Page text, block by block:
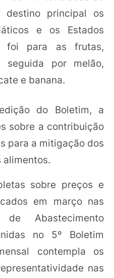
destino principal os
e os Estados
foi para as frutas,
seguida por melão,
e banana.
do Boletim, a
sobre a contribuição
para a mitigação dos
alimentos.
sobre preços e
em março nas
Abastecimento
no 5º Boletim
contempla os
nas